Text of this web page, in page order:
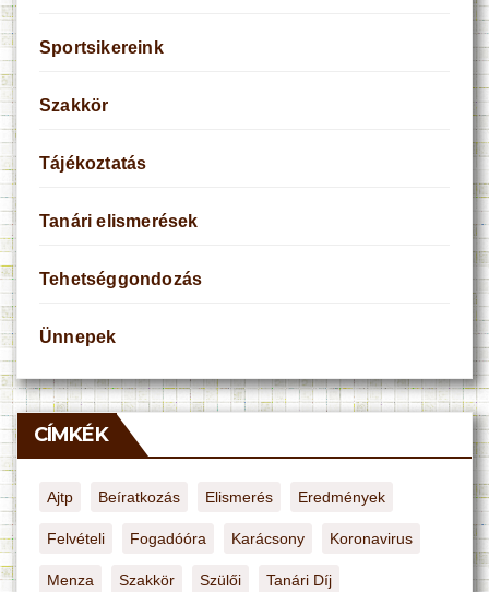
Sportsikereink
Szakkör
Tájékoztatás
Tanári elismerések
Tehetséggondozás
Ünnepek
CÍMKÉK
Ajtp Beíratkozás Elismerés Eredmények
Felvételi Fogadóóra Karácsony Koronavirus
Menza Szakkör Szülői Tanári Díj